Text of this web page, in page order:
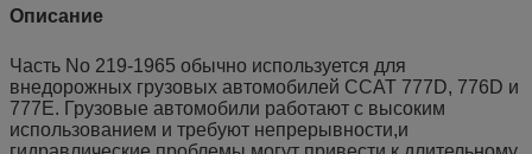
Описание
Часть No 219-1965 обычно используется для
внедорожных грузовых автомобилей CCAT 777D, 776D и
777E. Грузовые автомобили работают с высоким
использованием и требуют непрерывности,и